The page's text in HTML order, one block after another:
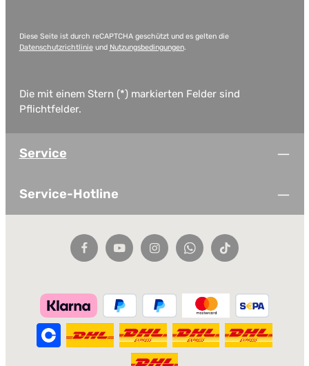
Diese Seite ist durch reCAPTCHA geschützt und es gelten die
Datenschutzrichtlinieund Nutzungsbedingungen.
Die mit einem Stern (*) markierten Felder sind
Pflichtfelder.
Service
Service-Hotline